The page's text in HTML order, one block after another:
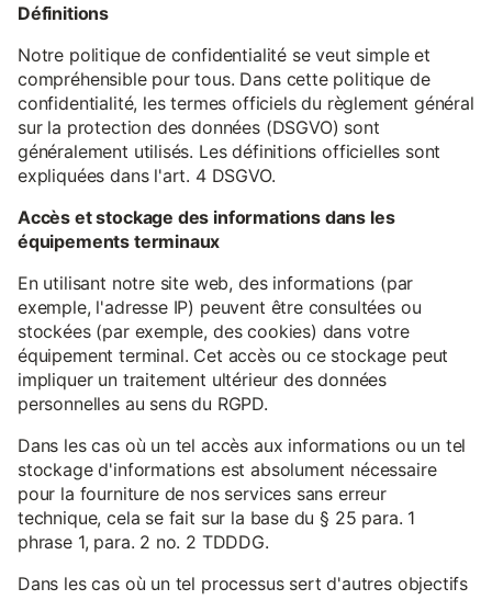
Définitions
Notre politique de confidentialité se veut simple et
compréhensible pour tous. Dans cette politique de
confidentialité, les termes officiels du règlement général
sur la protection des données (DSGVO) sont
généralement utilisés. Les définitions officielles sont
expliquées dans l'art. 4 DSGVO.
Accès et stockage des informations dans les
équipements terminaux
En utilisant notre site web, des informations (par
exemple, l'adresse IP) peuvent être consultées ou
stockées (par exemple, des cookies) dans votre
équipement terminal. Cet accès ou ce stockage peut
impliquer un traitement ultérieur des données
personnelles au sens du RGPD.
Dans les cas où un tel accès aux informations ou un tel
stockage d'informations est absolument nécessaire
pour la fourniture de nos services sans erreur
technique, cela se fait sur la base du § 25 para. 1
phrase 1, para. 2 no. 2 TDDDG.
Dans les cas où un tel processus sert d'autres objectifs